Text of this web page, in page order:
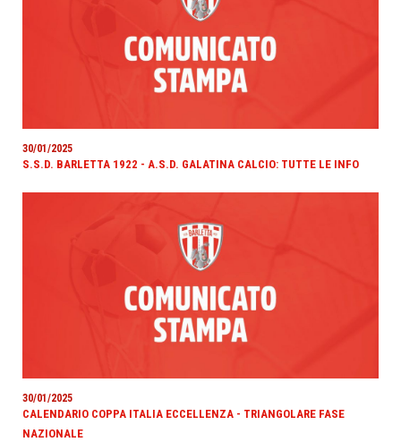
30/01/2025
S.S.D. BARLETTA 1922 - A.S.D. GALATINA CALCIO: TUTTE LE INFO
30/01/2025
CALENDARIO COPPA ITALIA ECCELLENZA - TRIANGOLARE FASE
NAZIONALE